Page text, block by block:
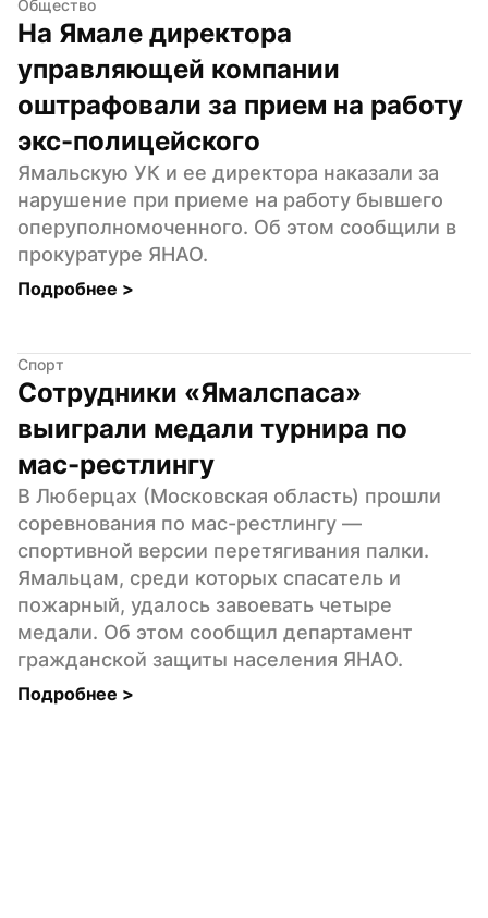
Общество
На Ямале директора
управляющей компании
оштрафовали за прием на работу
экс-полицейского
Ямальскую УК и ее директора наказали за
нарушение при приеме на работу бывшего
оперуполномоченного. Об этом сообщили в
прокуратуре ЯНАО.
Подробнее >
Спорт
Сотрудники «Ямалспаса»
выиграли медали турнира по
мас-рестлингу
В Люберцах (Московская область) прошли
соревнования по мас-рестлингу —
спортивной версии перетягивания палки.
Ямальцам, среди которых спасатель и
пожарный, удалось завоевать четыре
медали. Об этом сообщил департамент
гражданской защиты населения ЯНАО.
Подробнее >